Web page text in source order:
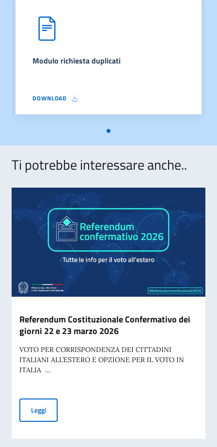
Modulo richiesta duplicati
DOWNLOAD
MODULO RICHIESTA DUPLICATI
Ti potrebbe interessare anche..
Referendum Costituzionale Confermativo dei
giorni 22 e 23 marzo 2026
VOTO PER CORRISPONDENZA DEI CITTADINI
ITALIANI ALL’ESTERO E OPZIONE PER IL VOTO IN
ITALIA ...
LeggiReferendum Costituzionale Confermativo dei giorni 22 e